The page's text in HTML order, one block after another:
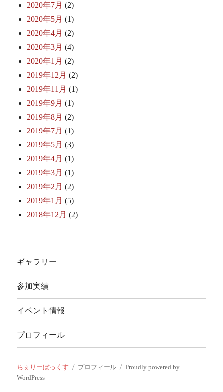
2020年7月 (2)
2020年5月 (1)
2020年4月 (2)
2020年3月 (4)
2020年1月 (2)
2019年12月 (2)
2019年11月 (1)
2019年9月 (1)
2019年8月 (2)
2019年7月 (1)
2019年5月 (3)
2019年4月 (1)
2019年3月 (1)
2019年2月 (2)
2019年1月 (5)
2018年12月 (2)
ギャラリー
参加実績
イベント情報
プロフィール
ちぇりーぼっくす プロフィール
Proudly powered by
WordPress